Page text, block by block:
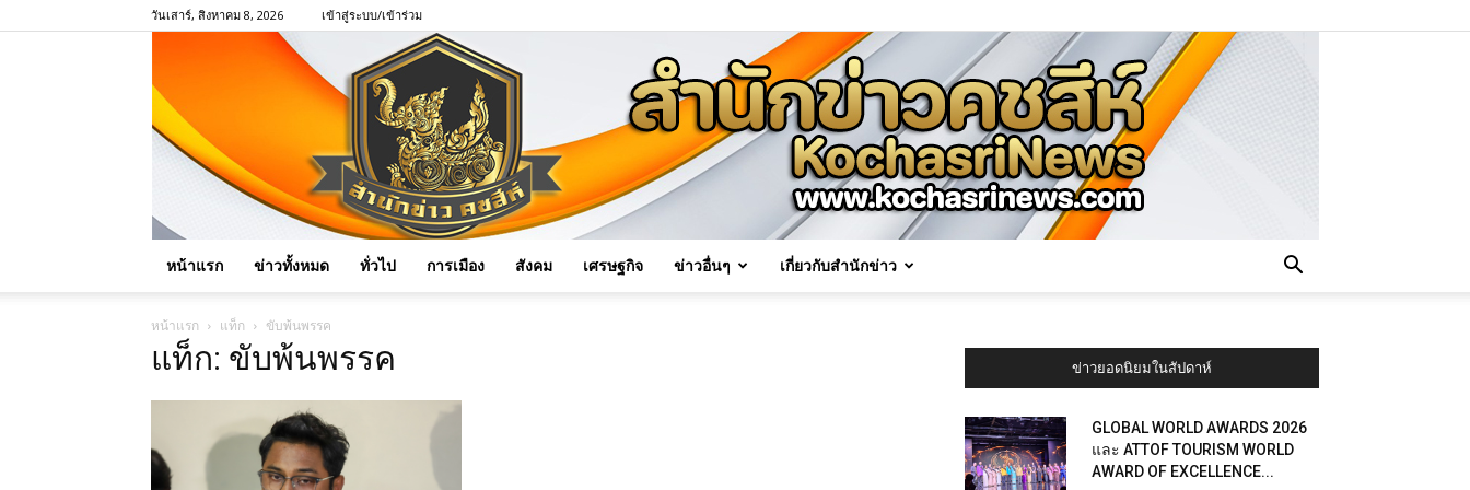
วันเสาร์, สิงหาคม 8, 2026 เข้าสู่ระบบ/เข้าร่วม
หน้าแรก ข่าวทั้งหมด ทั่วไป การเมือง สังคม เศรษฐกิจ ข่าวอื่นๆ เกี่ยวกับสำนักข่าว
หน้าแรก แท็ก ขับพ้นพรรค
แท็ก: ขับพ้นพรรค ข่าวยอดนิยมในสัปดาห์
GLOBAL WORLD AWARDS 2026
และ ATTOF TOURISM WORLD
AWARD OF EXCELLENCE...